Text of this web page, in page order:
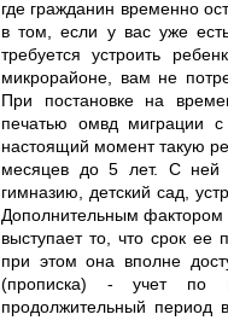
где гражданин временно
в том, если у вас уже
требуется устроить
микрорайоне, вам не
При постановке на
печатью омвд миграции
настоящий момент такую
месяцев до 5 лет. С ней
гимназию, детский сад,
Дополнительным фактором
выступает то, что срок ее
при этом она вполне
(прописка) - учет по
продолжительный